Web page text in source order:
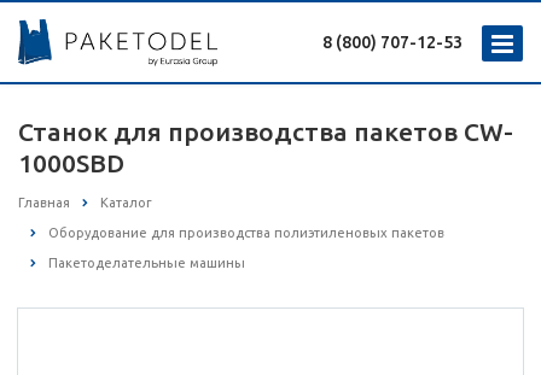
8 (800) 707-12-53
Станок для производства пакетов CW-
1000SBD
Главная Каталог
Оборудование для производства полиэтиленовых пакетов
Пакетоделательные машины